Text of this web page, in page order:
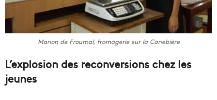
Manon de Froumaï, fromagerie sur la Canebière
L’explosion des reconversions chez les
jeunes